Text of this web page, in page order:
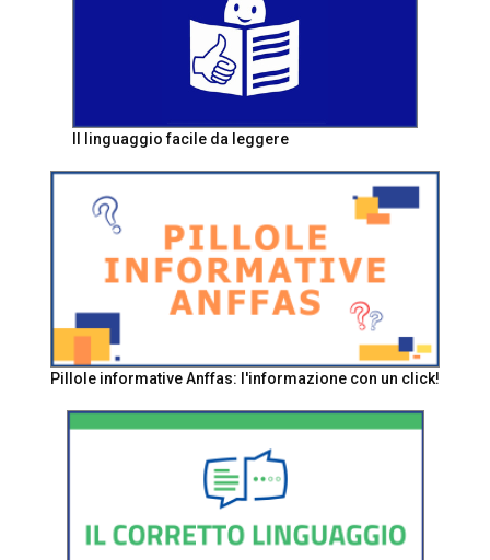
Il linguaggio facile da leggere
Pillole informative Anffas: l'informazione con un click!